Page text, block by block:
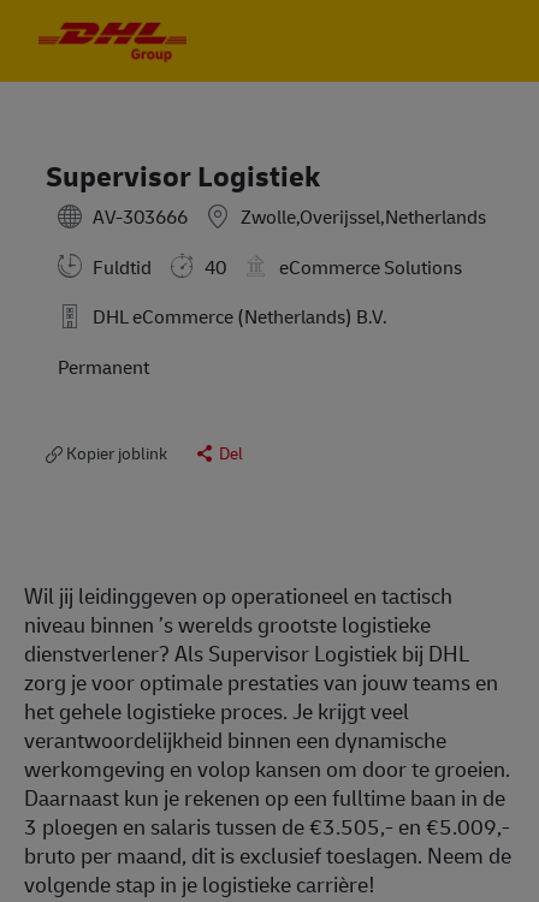
Supervisor Logistiek
AV-303666
Zwolle,Overijssel,Netherlands
Fuldtid
40
eCommerce Solutions
DHL eCommerce (Netherlands) B.V.
Permanent
Kopier joblink Del
Wil jij leidinggeven op operationeel en tactisch
niveau binnen ’s werelds grootste logistieke
dienstverlener? Als Supervisor Logistiek bij DHL
zorg je voor optimale prestaties van jouw teams en
het gehele logistieke proces. Je krijgt veel
verantwoordelijkheid binnen een dynamische
werkomgeving en volop kansen om door te groeien.
Daarnaast kun je rekenen op een fulltime baan in de
3 ploegen en salaris tussen de €3.505,- en €5.009,-
bruto per maand, dit is exclusief toeslagen. Neem de
volgende stap in je logistieke carrière!